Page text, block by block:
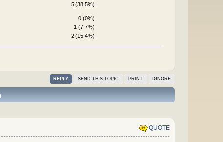
5 (38.5%)
0 (0%)
1 (7.7%)
2 (15.4%)
REPLY SEND THIS TOPIC PRINT IGNORE
QUOTE